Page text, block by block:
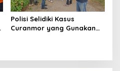
Polisi Selidiki Kasus
Curanmor yang Gunakan